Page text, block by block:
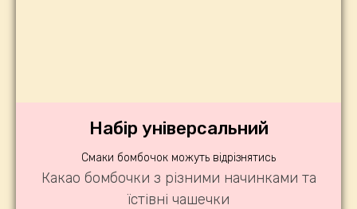
Набір універсальний
Смаки бомбочок можуть відрізнятись
Какао бомбочки з різними начинками та
їстівні чашечки